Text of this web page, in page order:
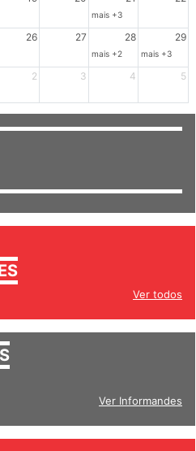
mais +3
26 27 28 29
mais +2 mais +3
2 3 4 5
Ver todos
Ver Informandes